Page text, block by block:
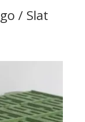
/ Slat